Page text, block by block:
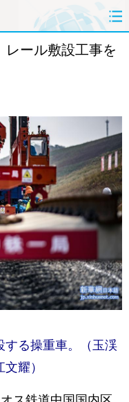
経済
レール敷設工事を
する操重車。（玉渓
耀）